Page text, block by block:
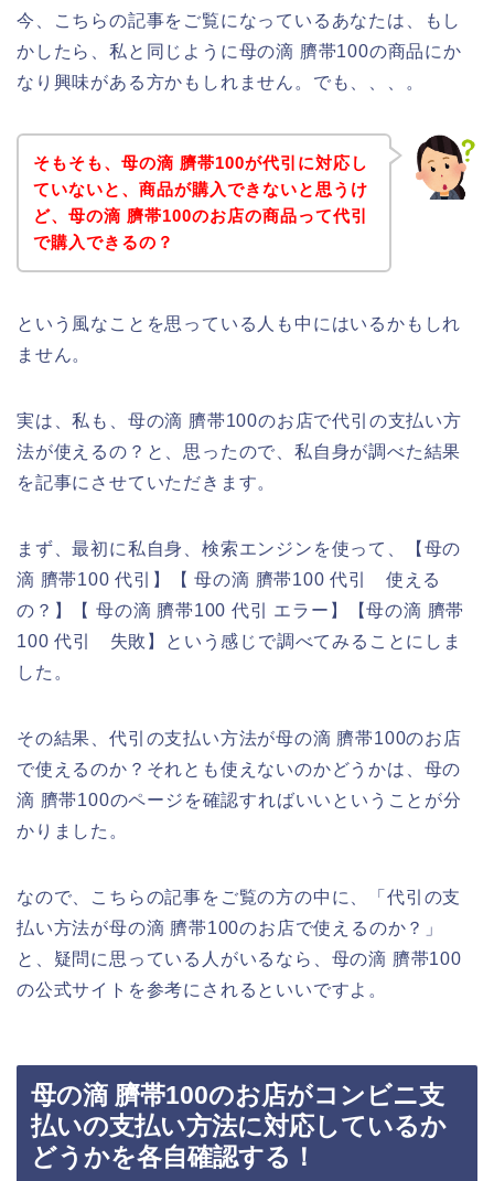
今、こちらの記事をご覧になっているあなたは、もし
かしたら、私と同じように母の滴 臍帯100の商品にか
なり興味がある方かもしれません。でも、、、。
そもそも、母の滴 臍帯100が代引に対応し
ていないと、商品が購入できないと思うけ
ど、母の滴 臍帯100のお店の商品って代引
で購入できるの？
という風なことを思っている人も中にはいるかもしれ
ません。
実は、私も、母の滴 臍帯100のお店で代引の支払い方
法が使えるの？と、思ったので、私自身が調べた結果
を記事にさせていただきます。
まず、最初に私自身、検索エンジンを使って、【母の
滴 臍帯100 代引】【 母の滴 臍帯100 代引 使える
の？】【 母の滴 臍帯100 代引 エラー】【母の滴 臍帯
100 代引 失敗】という感じで調べてみることにしま
した。
その結果、代引の支払い方法が母の滴 臍帯100のお店
で使えるのか？それとも使えないのかどうかは、母の
滴 臍帯100のページを確認すればいいということが分
かりました。
なので、こちらの記事をご覧の方の中に、「代引の支
払い方法が母の滴 臍帯100のお店で使えるのか？」
と、疑問に思っている人がいるなら、母の滴 臍帯100
の公式サイトを参考にされるといいですよ。
母の滴 臍帯100のお店がコンビニ支
払いの支払い方法に対応しているか
どうかを各自確認する！